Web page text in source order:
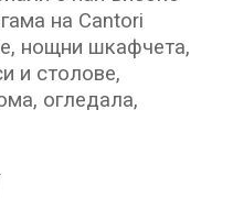
на Cantori
нощни шкафчета,
и столове,
огледала,